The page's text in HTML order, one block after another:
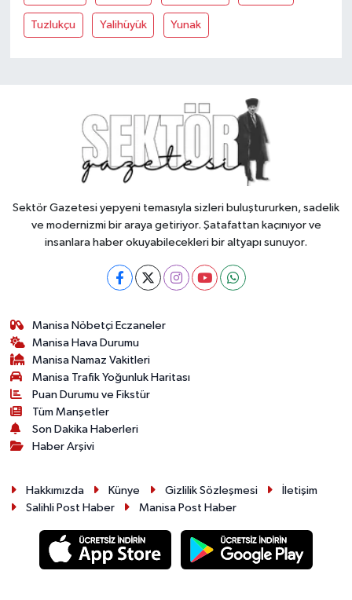
Tuzlukçu Yalihüyük Yunak
Sektör Gazetesi yepyeni temasıyla sizleri buluştururken, sadelik
ve modernizmi bir araya getiriyor. Şatafattan kaçınıyor ve
insanlara haber okuyabilecekleri bir altyapı sunuyor.
Manisa Nöbetçi Eczaneler
Manisa Hava Durumu
Manisa Namaz Vakitleri
Manisa Trafik Yoğunluk Haritası
Puan Durumu ve Fikstür
Tüm Manşetler
Son Dakika Haberleri
Haber Arşivi
Hakkımızda Künye Gizlilik Sözleşmesi
İletişim
Salihli Post Haber
Manisa Post Haber